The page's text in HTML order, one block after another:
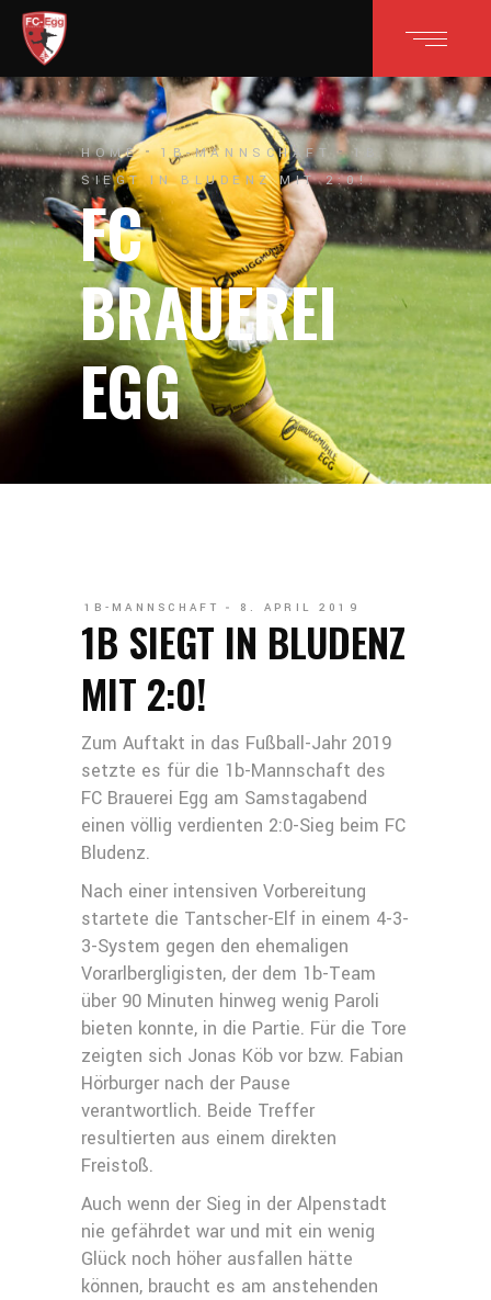
HOME 1B-MANNSCHAFT
1B
SIEGT IN BLUDENZ MIT 2:0!
FC
BRAUEREI
EGG
1B-MANNSCHAFT 8. APRIL 2019
1B SIEGT IN BLUDENZ
MIT 2:0!
Zum Auftakt in das Fußball-Jahr 2019
setzte es für die 1b-Mannschaft des
FC Brauerei Egg am Samstagabend
einen völlig verdienten 2:0-Sieg beim FC
Bludenz.
Nach einer intensiven Vorbereitung
startete die Tantscher-Elf in einem 4-3-
3-System gegen den ehemaligen
Vorarlbergligisten, der dem 1b-Team
über 90 Minuten hinweg wenig Paroli
bieten konnte, in die Partie. Für die Tore
zeigten sich Jonas Köb vor bzw. Fabian
Hörburger nach der Pause
verantwortlich. Beide Treffer
resultierten aus einem direkten
Freistoß.
Auch wenn der Sieg in der Alpenstadt
nie gefährdet war und mit ein wenig
Glück noch höher ausfallen hätte
können, braucht es am anstehenden